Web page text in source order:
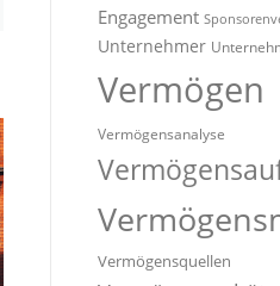
Engagement
Unternehmer
Vermögen
Vermögensanalyse
Vermögensquellen